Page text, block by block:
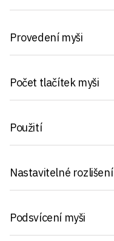
Provedení myši
Počet tlačítek myši
Použití
Nastavitelné rozlišení
Podsvícení myši